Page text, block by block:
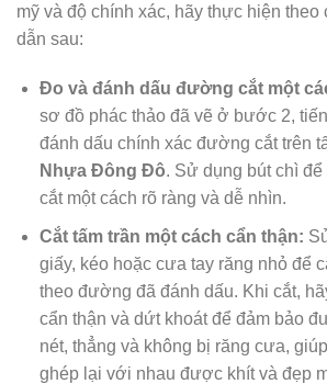
mỹ và độ chính xác, hãy thực hiện
dẫn sau:
Đo và đánh dấu đường cắt một
sơ đồ phác thảo đã vẽ ở bước 2,
đánh dấu chính xác đường cắt trên
Nhựa Đông Đô. Sử dụng bút chì
cắt một cách rõ ràng và dễ nhìn.
Cắt tấm trần một cách cẩn thận:
giấy, kéo hoặc cưa tay răng nhỏ để
theo đường đã đánh dấu. Khi cắt,
cẩn thận và dứt khoát để đảm bảo
nét, thẳng và không bị răng cưa,
ghép lại với nhau được khít và đẹp